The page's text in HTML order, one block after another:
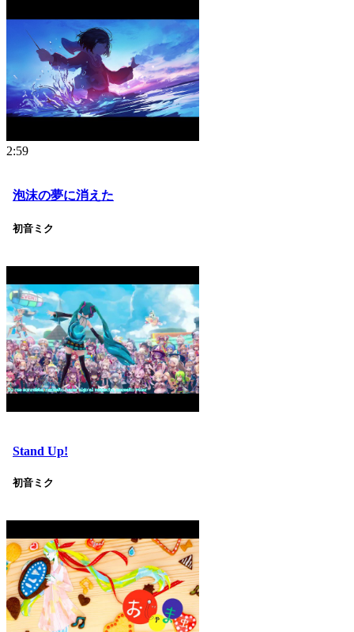
2:59
泡沫の夢に消えた
初音ミク
Stand Up!
初音ミク